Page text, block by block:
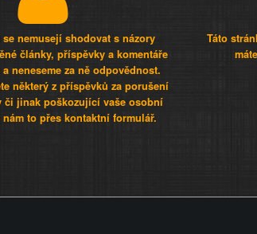
nemusejí shodovat s názory
články, příspěvky a komentáře
neneseme za ně odpovědnost.
některý z příspěvků za porušení
či jinak poškozující vaše osobní
nám to přes kontaktní formulář.
Táto